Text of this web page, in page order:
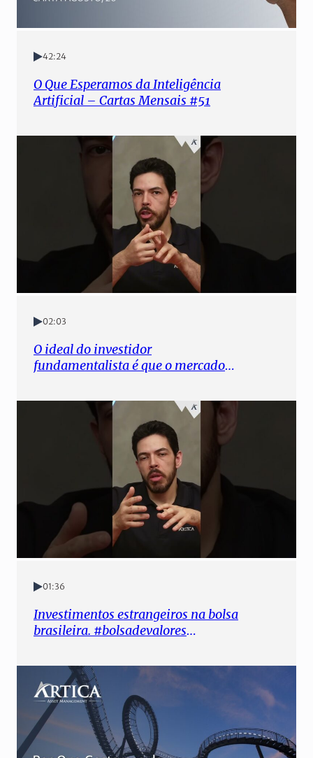
42:24
O Que Esperamos da Inteligência
Artificial – Cartas Mensais #51
02:03
O ideal do investidor
fundamentalista é que o mercado
01:36
Investimentos estrangeiros na bolsa
brasileira. #bolsadevalores